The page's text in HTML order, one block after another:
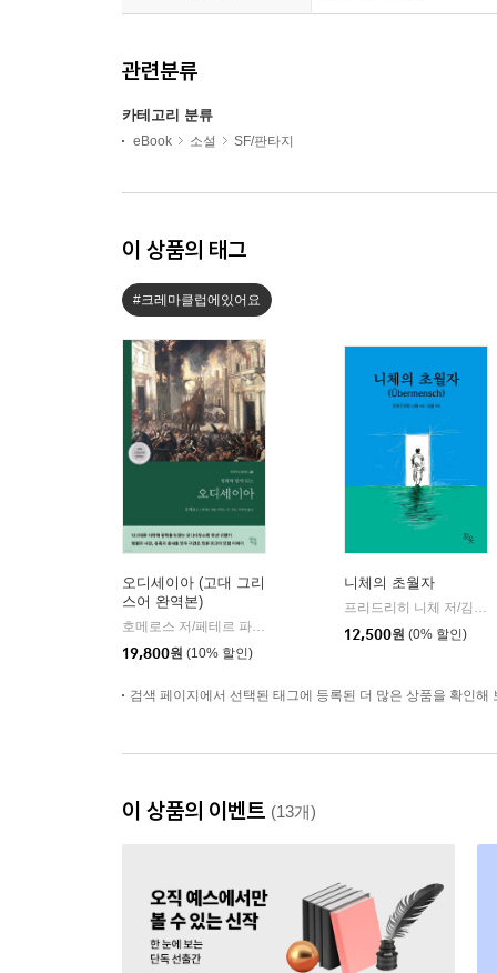
관련분류
카테고리 분류
eBook 소설 SF/판타지
이 상품의 태그
#크레마클럽에있어요
오디세이아 (고대 그리
스어 완역본)
| 현대지성
19,800원 (10% 할인)
니체의 초월자
12,500원 (0% 할인)
검색 페이지에서 선택된 태그에 등록된 더 많은 상품을 확인해
이 상품의 이벤트 (13개)